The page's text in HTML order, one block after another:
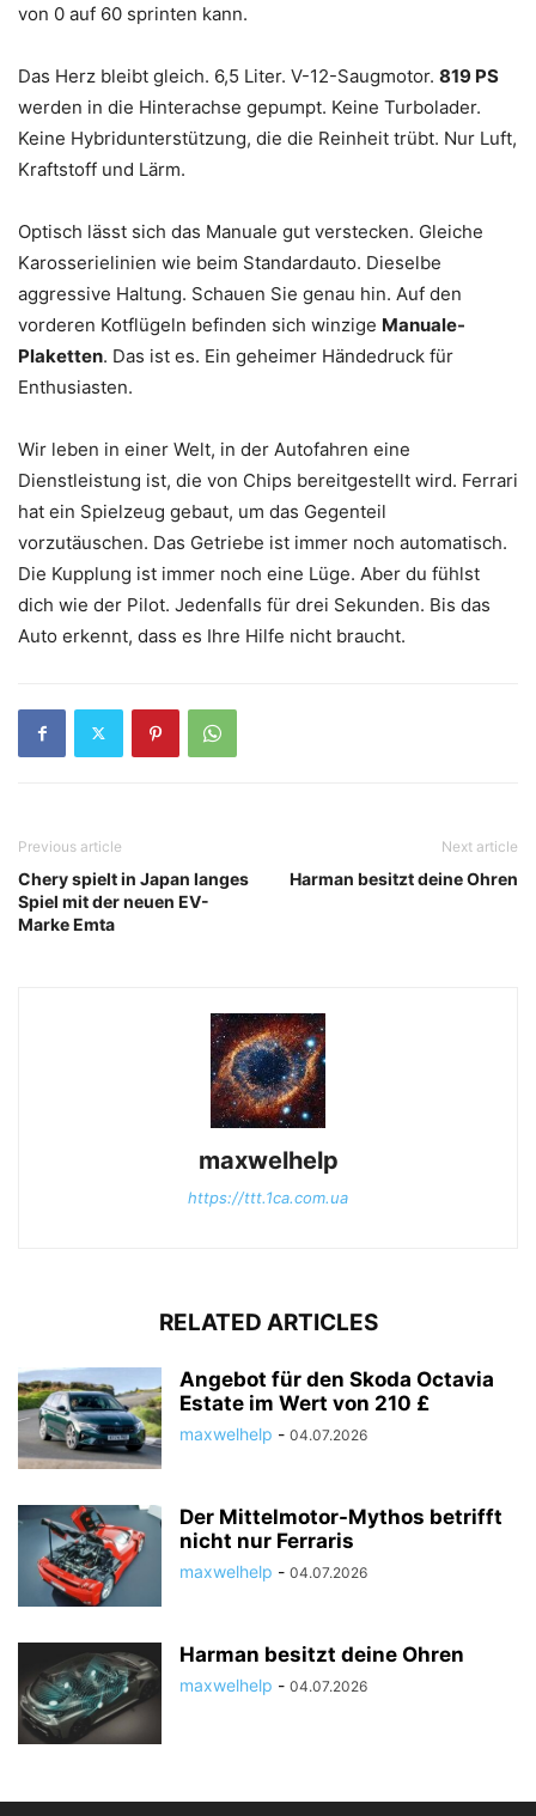
von 0 auf 60 sprinten kann.
Das Herz bleibt gleich. 6,5 Liter. V-12-Saugmotor. 819 PS
werden in die Hinterachse gepumpt. Keine Turbolader.
Keine Hybridunterstützung, die die Reinheit trübt. Nur Luft,
Kraftstoff und Lärm.
Optisch lässt sich das Manuale gut verstecken. Gleiche
Karosserielinien wie beim Standardauto. Dieselbe
aggressive Haltung. Schauen Sie genau hin. Auf den
vorderen Kotflügeln befinden sich winzige Manuale-
Plaketten. Das ist es. Ein geheimer Händedruck für
Enthusiasten.
Wir leben in einer Welt, in der Autofahren eine
Dienstleistung ist, die von Chips bereitgestellt wird. Ferrari
hat ein Spielzeug gebaut, um das Gegenteil
vorzutäuschen. Das Getriebe ist immer noch automatisch.
Die Kupplung ist immer noch eine Lüge. Aber du fühlst
dich wie der Pilot. Jedenfalls für drei Sekunden. Bis das
Auto erkennt, dass es Ihre Hilfe nicht braucht.
Previous article
Chery spielt in Japan langes
Spiel mit der neuen EV-
Marke Emta
Next article
Harman besitzt deine Ohren
maxwelhelp
https://ttt.1ca.com.ua
RELATED ARTICLES
Angebot für den Skoda Octavia
Estate im Wert von 210 £
maxwelhelp - 04.07.2026
Der Mittelmotor-Mythos betrifft
nicht nur Ferraris
maxwelhelp - 04.07.2026
Harman besitzt deine Ohren
maxwelhelp - 04.07.2026